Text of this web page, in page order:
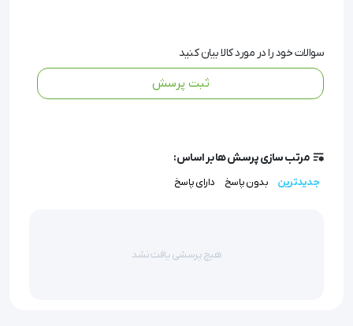
نظارت و ارزیابی پزشکی قرار می دهند.
آن استفاده کرد.
سوالات خود را در مورد کالا بیان کنید
ثبت پرسش
مرتب سازی پرسش ها بر اساس:
جدیدترین بدون پاسخ دارای پاسخ
هیچ پرسشی یافت نشد